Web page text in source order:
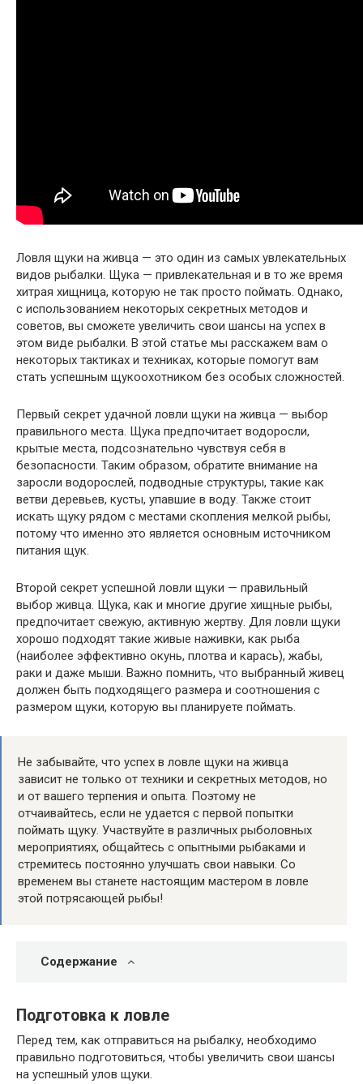
Ловля щуки на живца — это один из самых увлекательных
видов рыбалки. Щука — привлекательная и в то же время
хитрая хищница, которую не так просто поймать. Однако,
с использованием некоторых секретных методов и
советов, вы сможете увеличить свои шансы на успех в
этом виде рыбалки. В этой статье мы расскажем вам о
некоторых тактиках и техниках, которые помогут вам
стать успешным щукоохотником без особых сложностей.
Первый секрет удачной ловли щуки на живца — выбор
правильного места. Щука предпочитает водоросли,
крытые места, подсознательно чувствуя себя в
безопасности. Таким образом, обратите внимание на
заросли водорослей, подводные структуры, такие как
ветви деревьев, кусты, упавшие в воду. Также стоит
искать щуку рядом с местами скопления мелкой рыбы,
потому что именно это является основным источником
питания щук.
Второй секрет успешной ловли щуки — правильный
выбор живца. Щука, как и многие другие хищные рыбы,
предпочитает свежую, активную жертву. Для ловли щуки
хорошо подходят такие живые наживки, как рыба
(наиболее эффективно окунь, плотва и карась), жабы,
раки и даже мыши. Важно помнить, что выбранный живец
должен быть подходящего размера и соотношения с
размером щуки, которую вы планируете поймать.
Не забывайте, что успех в ловле щуки на живца
зависит не только от техники и секретных методов, но
и от вашего терпения и опыта. Поэтому не
отчаивайтесь, если не удается с первой попытки
поймать щуку. Участвуйте в различных рыболовных
мероприятиях, общайтесь с опытными рыбаками и
стремитесь постоянно улучшать свои навыки. Со
временем вы станете настоящим мастером в ловле
этой потрясающей рыбы!
Содержание
Подготовка к ловле
Перед тем, как отправиться на рыбалку, необходимо
правильно подготовиться, чтобы увеличить свои шансы
на успешный улов щуки.